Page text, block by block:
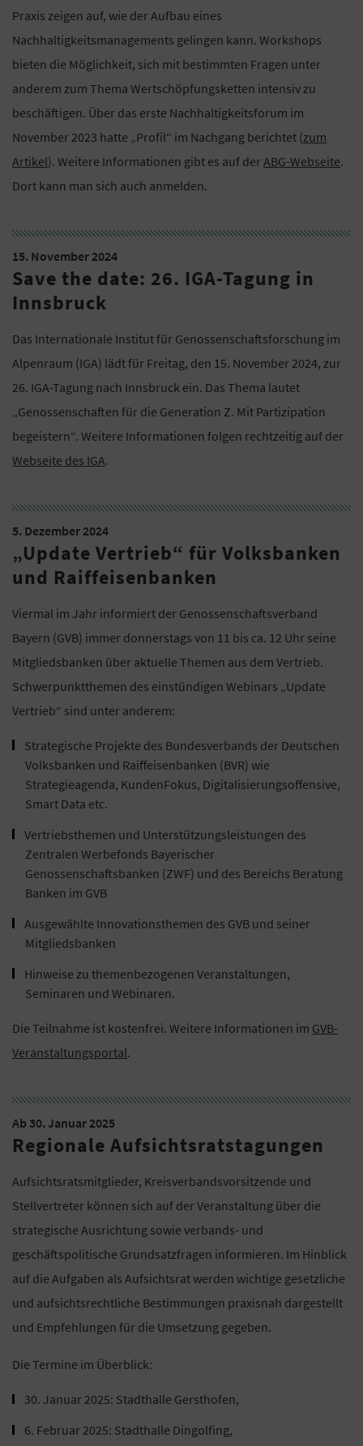
Praxis zeigen auf, wie der Aufbau eines
Nachhaltigkeitsmanagements gelingen kann. Workshops
bieten die Möglichkeit, sich mit bestimmten Fragen unter
anderem zum Thema Wertschöpfungsketten intensiv zu
beschäftigen. Über das erste Nachhaltigkeitsforum im
November 2023 hatte „Profil“ im Nachgang berichtet (zum
Artikel). Weitere Informationen gibt es auf derABG-Webseite.
Dort kann man sich auch anmelden.
15. November 2024
Save the date: 26. IGA-Tagung in
Innsbruck
Das Internationale Institut für Genossenschaftsforschung im
Alpenraum (IGA) lädt für Freitag, den 15. November 2024, zur
26. IGA-Tagung nach Innsbruck ein. Das Thema lautet
„Genossenschaften für die Generation Z. Mit Partizipation
begeistern“. Weitere Informationen folgen rechtzeitig auf der
Webseite des IGA.
5. Dezember 2024
„Update Vertrieb“ für Volksbanken
und Raiffeisenbanken
Viermal im Jahr informiert der Genossenschaftsverband
Bayern (GVB) immer donnerstags von 11 bis ca. 12 Uhr seine
Mitgliedsbanken über aktuelle Themen aus dem Vertrieb.
Schwerpunktthemen des einstündigen Webinars „Update
Vertrieb“ sind unter anderem:
Strategische Projekte des Bundesverbands der Deutschen
Volksbanken und Raiffeisenbanken (BVR) wie
Strategieagenda, KundenFokus, Digitalisierungsoffensive,
Smart Data etc.
Vertriebsthemen und Unterstützungsleistungen des
Zentralen Werbefonds Bayerischer
Genossenschaftsbanken (ZWF) und des Bereichs Beratung
Banken im GVB
Ausgewählte Innovationsthemen des GVB und seiner
Mitgliedsbanken
Hinweise zu themenbezogenen Veranstaltungen,
Seminaren und Webinaren.
Die Teilnahme ist kostenfrei. Weitere Informationen im GVB-
Veranstaltungsportal.
Ab 30. Januar 2025
Regionale Aufsichtsratstagungen
Aufsichtsratsmitglieder, Kreisverbandsvorsitzende und
Stellvertreter können sich auf der Veranstaltung über die
strategische Ausrichtung sowie verbands- und
geschäftspolitische Grundsatzfragen informieren. Im Hinblick
auf die Aufgaben als Aufsichtsrat werden wichtige gesetzliche
und aufsichtsrechtliche Bestimmungen praxisnah dargestellt
und Empfehlungen für die Umsetzung gegeben.
Die Termine im Überblick:
30. Januar 2025: Stadthalle Gersthofen,
6. Februar 2025: Stadthalle Dingolfing,